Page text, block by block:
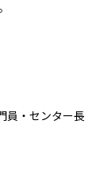
・センター長